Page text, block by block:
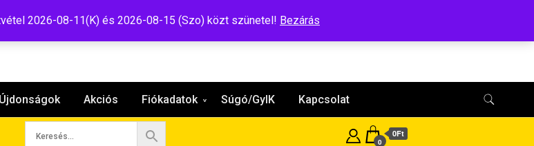
2026-08-11(K) és 2026-08-15 (Szo) közt szünetel! Bezárás
Újdonságok Akciós Fiókadatok Súgó/GyIK Kapcsolat
0
0Ft